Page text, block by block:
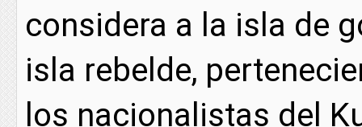
considera a la isla de
isla rebelde,
los nacionalistas del